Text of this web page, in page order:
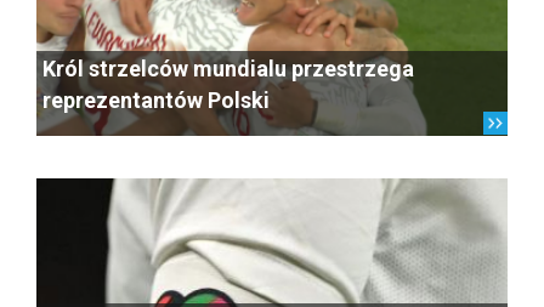
Król strzelców mundialu przestrzega
reprezentantów Polski